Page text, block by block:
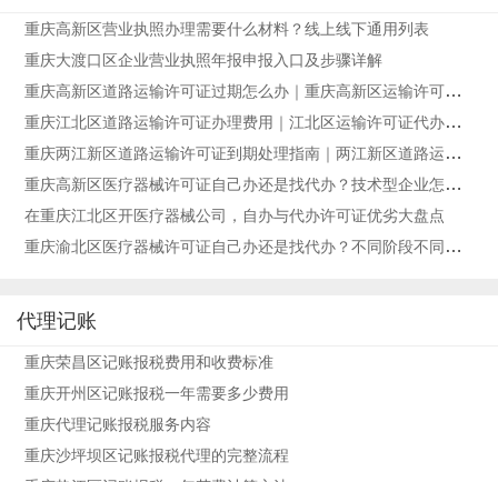
重庆高新区营业执照办理需要什么材料？线上线下通用列表
重庆大渡口区企业营业执照年报申报入口及步骤详解
重庆高新区道路运输许可证过期怎么办｜重庆高新区运输许可证
到期办理方法
重庆江北区道路运输许可证办理费用｜江北区运输许可证代办价
格是多少
重庆两江新区道路运输许可证到期处理指南｜两江新区道路运输
许可证过期如何办理
重庆高新区医疗器械许可证自己办还是找代办？技术型企业怎么
选
在重庆江北区开医疗器械公司，自办与代办许可证优劣大盘点
重庆渝北区医疗器械许可证自己办还是找代办？不同阶段不同策
代理记账
重庆荣昌区记账报税费用和收费标准
重庆开州区记账报税一年需要多少费用
重庆代理记账报税服务内容
重庆沙坪坝区记账报税代理的完整流程